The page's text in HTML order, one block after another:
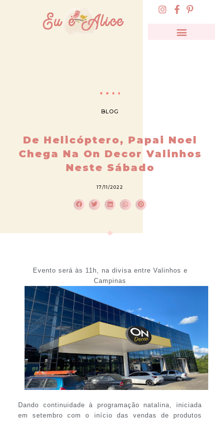
BLOG
De Helicóptero, Papai Noel
Chega Na On Decor Valinhos
Neste Sábado
17/11/2022
Evento será às 11h, na divisa entre Valinhos e
Campinas
Dando continuidade à programação natalina, iniciada
em setembro com o início das vendas de produtos